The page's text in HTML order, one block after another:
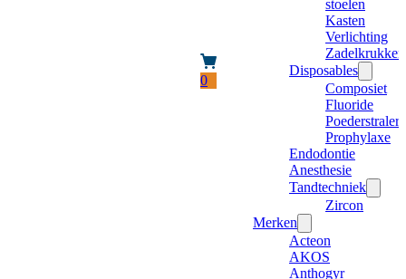
0
stoelen
Kasten
Verlichting
Zadelkrukken
Disposables
Composiet
Fluoride
Poederstraler
Prophylaxe
Endodontie
Anesthesie
Tandtechniek
Zircon
Merken
Acteon
AKOS
Anthogyr